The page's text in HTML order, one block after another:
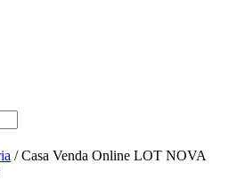
/ Casa Venda Online LOT NOVA